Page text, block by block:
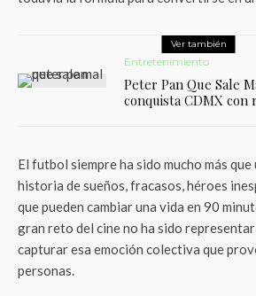
Ver también
Entretenimiento
Peter Pan Que Sale
conquista CDMX con
El futbol siempre ha sido mucho más que
historia de sueños, fracasos, héroes
que pueden cambiar una vida en 90
gran reto del cine no ha sido
capturar esa emoción colectiva que
personas.